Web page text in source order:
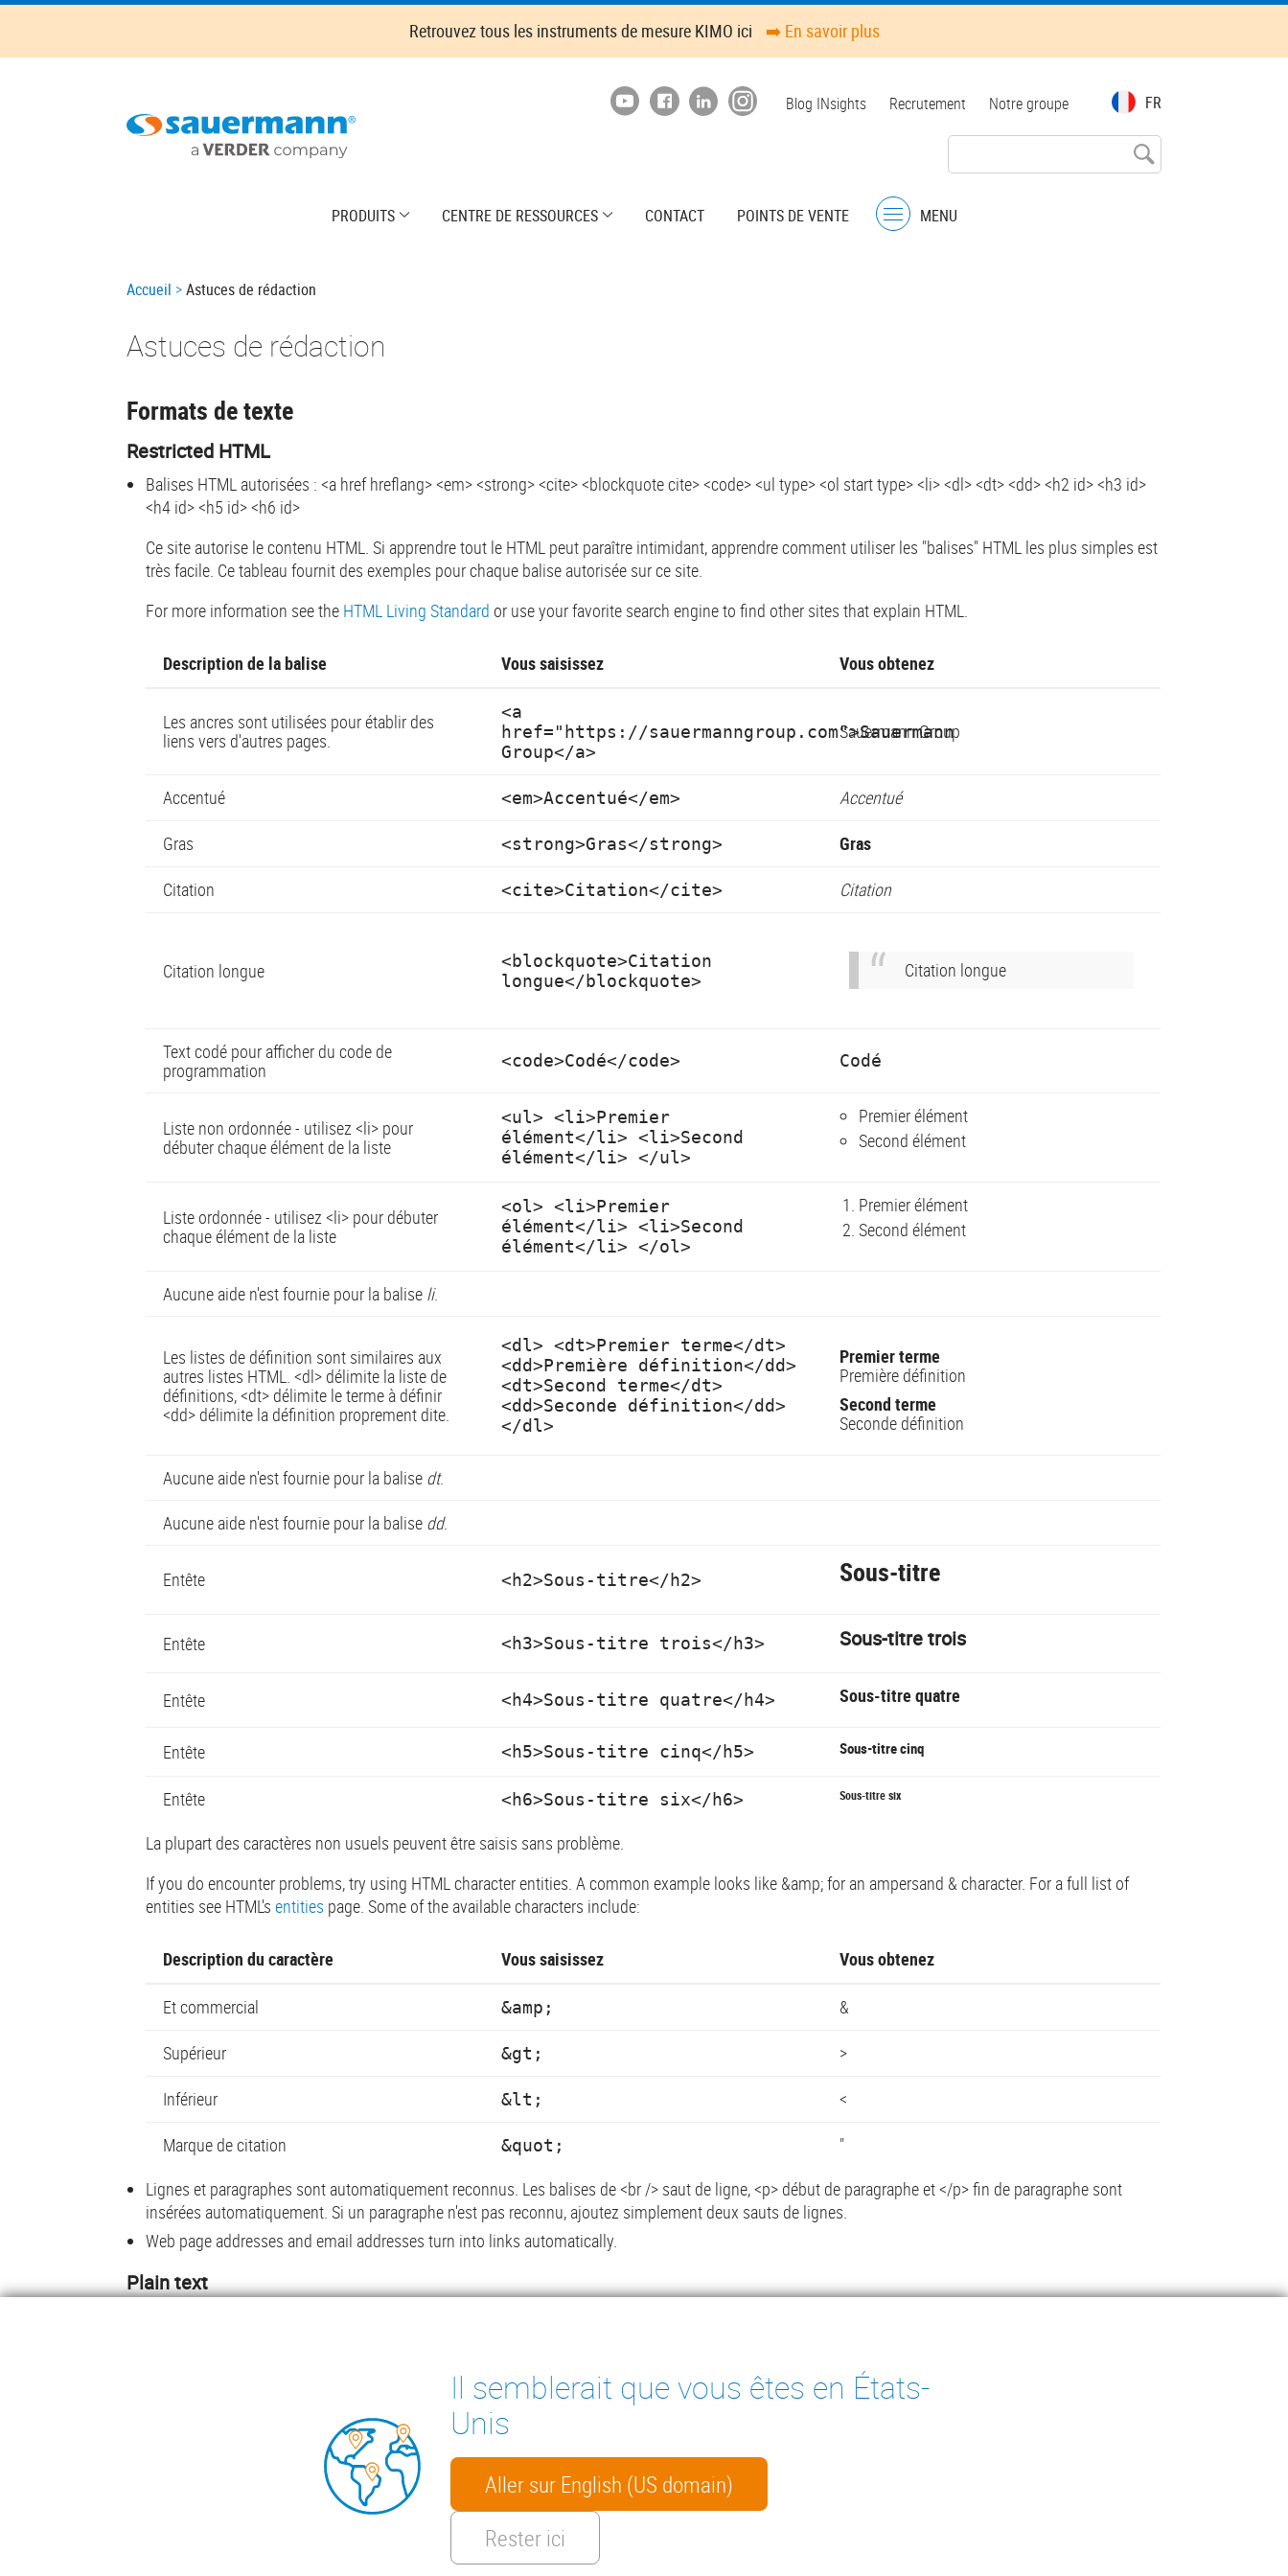
Skip
main
Retrouvez tous les instruments de mesure KIMO ici ➡️ En savoir plus
FR
Top
Blog INsights Recrutement Notre groupe
PRODUITS CENTRE DE RESSOURCES CONTACT
POINTS DE VENTE
Menu
MENU
Breadcrumb
Accueil Astuces de rédaction
Astuces de rédaction
Formats de texte
Restricted HTML
Balises HTML autorisées : <a href hreflang> <em> <strong> <cite> <blockquote cite> <code> <ul type> <ol start type> <li> <dl> <dt> <dd> <h2 id> <h3 id>
<h4 id> <h5 id> <h6 id>
Ce site autorise le contenu HTML. Si apprendre tout le HTML peut paraître intimidant, apprendre comment utiliser les "balises" HTML les plus simples est
très facile. Ce tableau fournit des exemples pour chaque balise autorisée sur ce site.
For more information see the HTML Living Standard or use your favorite search engine to find other sites that explain HTML.
Description de la balise Vous saisissez Vous obtenez
Les ancres sont utilisées pour établir des
liens vers d'autres pages.
<a
href="https://sauermanngroup.com">Sauermann
Group</a>
Sauermann Group
Accentué <em>Accentué</em>
Accentué
Gras
<strong>Gras</strong>
Gras
Citation
<cite>Citation</cite> Citation
Citation longue
<blockquote>Citation
longue</blockquote>
Citation longue
Text codé pour afficher du code de
programmation
<code>Codé</code> Codé
Liste non ordonnée - utilisez <li> pour
débuter chaque élément de la liste
<ul> <li>Premier
élément</li> <li>Second
élément</li> </ul>
Premier élément
Second élément
Liste ordonnée - utilisez <li> pour débuter
chaque élément de la liste
<ol> <li>Premier
élément</li> <li>Second
élément</li> </ol>
Premier élément
Second élément
Aucune aide n'est fournie pour la balise li.
Les listes de définition sont similaires aux
autres listes HTML. <dl> délimite la liste de
définitions, <dt> délimite le terme à définir
<dd> délimite la définition proprement dite.
<dl> <dt>Premier terme</dt>
<dd>Première définition</dd>
<dt>Second terme</dt>
<dd>Seconde définition</dd>
</dl>
Premier terme
Première définition
Second terme
Seconde définition
Aucune aide n'est fournie pour la balise dt.
Aucune aide n'est fournie pour la balise dd.
Entête <h2>Sous-titre</h2> Sous-titre
Entête <h3>Sous-titre trois</h3> Sous-titre trois
Entête <h4>Sous-titre quatre</h4> Sous-titre quatre
Entête <h5>Sous-titre cinq</h5> Sous-titre cinq
Entête <h6>Sous-titre six</h6> Sous-titre six
La plupart des caractères non usuels peuvent être saisis sans problème.
If you do encounter problems, try using HTML character entities. A common example looks like &amp; for an ampersand & character. For a full list of
entities see HTML'sentities page. Some of the available characters include:
Description du caractère Vous saisissez Vous obtenez
Et commercial &amp;
&
Supérieur
&gt;
>
Inférieur
&lt;
<
Marque de citation
&quot;
"
Lignes et paragraphes sont automatiquement reconnus. Les balises de <br /> saut de ligne, <p> début de paragraphe et </p> fin de paragraphe sont
insérées automatiquement. Si un paragraphe n'est pas reconnu, ajoutez simplement deux sauts de lignes.
Web page addresses and email addresses turn into links automatically.
Plain text
Web page addresses and email addresses turn into links automatically.
Footer
POMPES À CONDENSAT
INSTRUMENTS DE MESURE
DOCUMENTS TECHNIQUES
Il semblerait que vous êtes en États-
Unis
Aller sur English (US domain)
Rester ici